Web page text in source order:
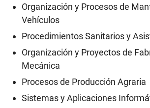
Organización y Procesos de
Vehículos
Procedimientos Sanitarios y
Organización y Proyectos de
Mecánica
Procesos de Producción Agraria
Sistemas y Aplicaciones